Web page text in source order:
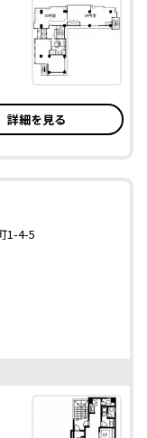
詳細を見る
1-4-5